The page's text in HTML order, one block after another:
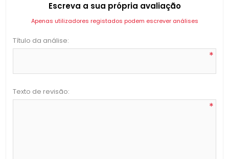
Escreva a sua própria avaliação
Apenas utilizadores registados podem escrever análises
Título da análise:
*
Texto de revisão:
*